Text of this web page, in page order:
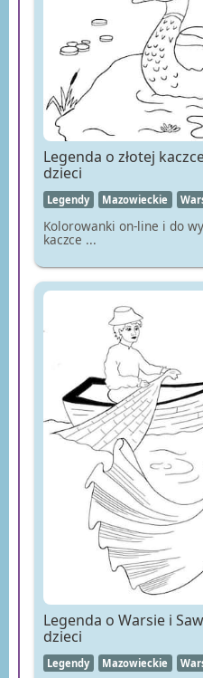
Legenda o złotej
dzieci
Legendy Mazowieckie
Kolorowanki on-line i do
kaczce ...
Legenda o Warsie i
dzieci
Legendy Mazowieckie